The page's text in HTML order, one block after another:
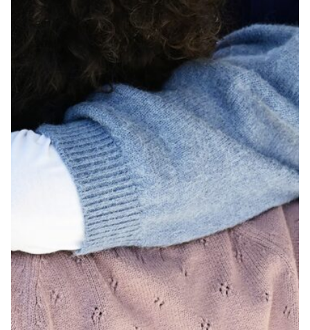
START
BUCH-TIPPS
BÜCHER ZUR WEIHNACHTSZEIT
KINDERBIBELN & -BÜCHER
TEAM
KONTAKT